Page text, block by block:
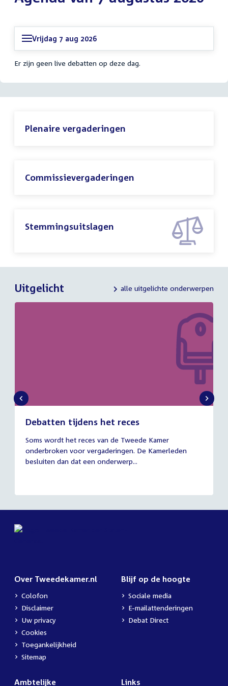
Vrijdag 7 aug 2026
Er zijn geen live debatten op deze dag.
Plenaire vergaderingen
Commissievergaderingen
Stemmingsuitslagen
Uitgelicht alle uitgelichte onderwerpen
Debatten tijdens het reces
juli
2026
Soms wordt het reces van de Tweede Kamer
onderbroken voor vergaderingen. De Kamerleden
besluiten dan dat een onderwerp...
Over Tweedekamer.nl
Colofon
Disclaimer
Uw privacy
Cookies
Toegankelijkheid
Sitemap
Blijf op de hoogte
Sociale media
E-mailattenderingen
Debat Direct
Ambtelijke Links